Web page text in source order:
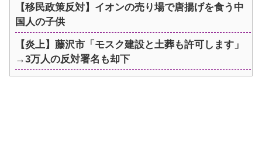
【移民政策反対】イオンの売り場で唐揚げを食う中
国人の子供
【炎上】藤沢市「モスク建設と土葬も許可します」
→3万人の反対署名も却下